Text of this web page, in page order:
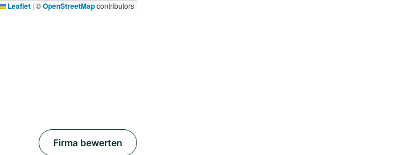
Leaflet | ©OpenStreetMapcontributors
Firma bewerten